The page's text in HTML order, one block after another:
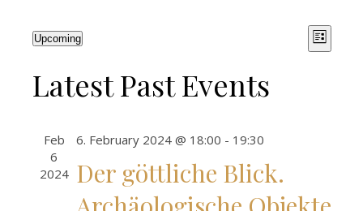
List
Upcoming
date.
Latest Past Events
Feb
6
2024
6. February 2024 @ 18:00 - 19:30
Der göttliche Blick.